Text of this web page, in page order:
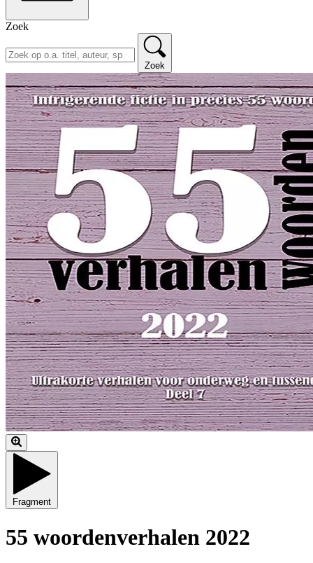
Zoek
Zoek
Fragment
55 woordenverhalen 2022